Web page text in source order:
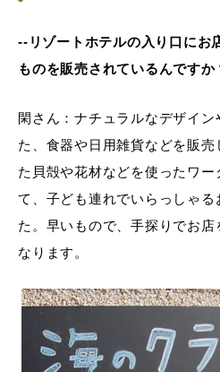
--リゾートホテルの入り口にお
ものを販売されているんですか
閑さん：ナチュラルなデザイ
た、食器や日用雑貨などを販
た貝殻や花材などを使ったワ
て、子ども連れでいらっしゃる
た。早いもので、手探りでお
なります。